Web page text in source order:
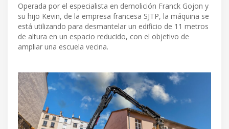
Operada por el especialista en demolición Franck Gojon y
su hijo Kevin, de la empresa francesa SJTP, la máquina se
está utilizando para desmantelar un edificio de 11 metros
de altura en un espacio reducido, con el objetivo de
ampliar una escuela vecina.